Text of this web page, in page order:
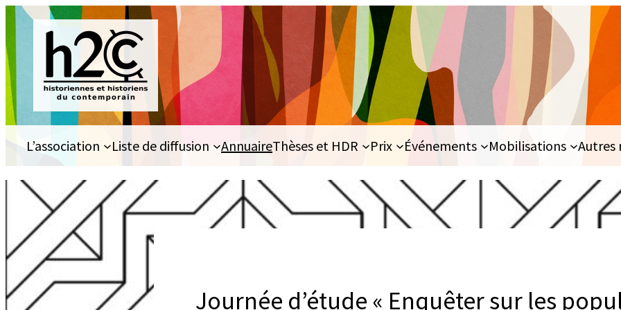
Aller
au
contenu
L’association Liste de diffusion AnnuaireThèses et HDR Prix Événements Mobilisations Autres
Journée d’étude « Enquêter sur les